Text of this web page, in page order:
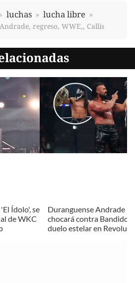
luchas
lucha libre
Andrade, regreso, WWE,, Callis
Ídolo', se
de WKC
Duranguense Andrade
chocará contra Bandido
duelo estelar en